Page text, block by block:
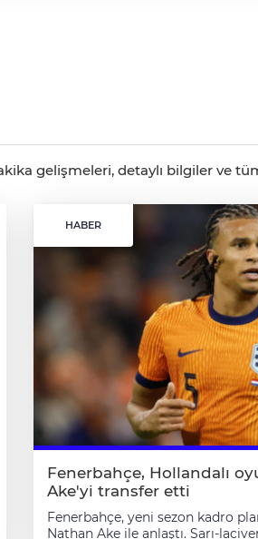
gelişmeleri, detaylı bilgiler ve
HABER
Fenerbahçe, Hollandalı
Ake'yi transfer etti
Fenerbahçe, yeni sezon kadro
Nathan Ake ile anlaştı. Sarı-